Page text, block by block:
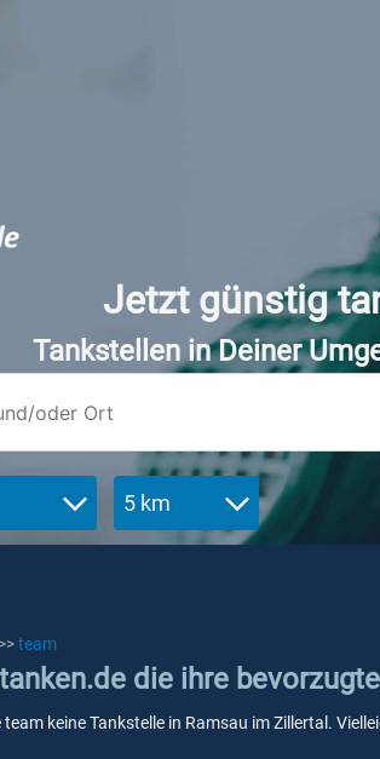
Jetzt günstig
Tankstellen in Deiner
5 km
>>team
die ihre
keine Tankstelle in Ramsau im Zillertal.